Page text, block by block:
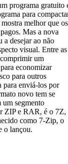
programa gratuito
para
melhor que os
Mas a nova
a desejar ao não
visual. Entre as
um
economizar
para outros
para enviá-los por
novo tem se
um segmento
ZIP e RAR, é o 7Z,
como 7-Zip, o
o lançou.